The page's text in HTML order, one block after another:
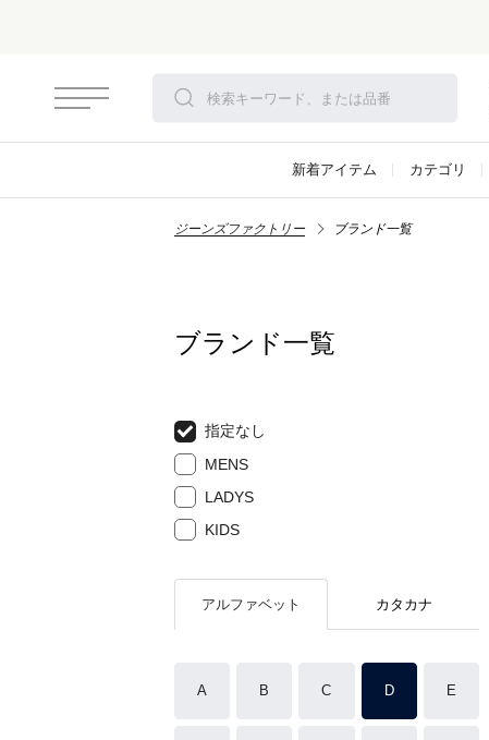
新着アイテム カテゴリ
ジーンズファクトリー ブランド一覧
ブランド一覧
指定なし
MENS
LADYS
KIDS
アルファベット カタカナ
A B C D E